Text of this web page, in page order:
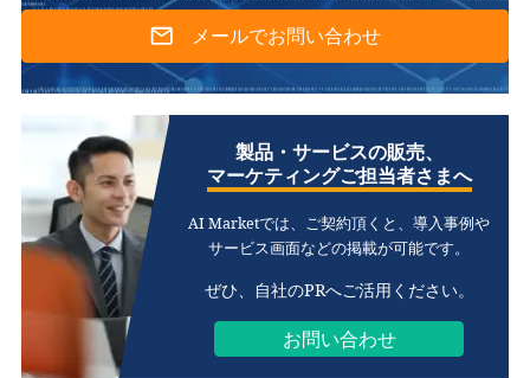
メールでお問い合わせ
製品・サービスの販売、
マーケティングご担当者さまへ
AI Marketでは、ご契約頂くと、導入事例や
サービス画面などの掲載が可能です。
ぜひ、自社のPRへご活用ください。
お問い合わせ